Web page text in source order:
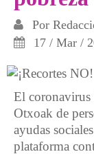
Por
17 / Mar /
El coronavirus
Otxoak de
ayudas
plataforma